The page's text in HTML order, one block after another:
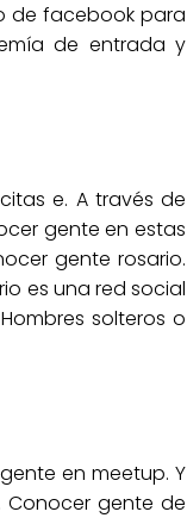
de facebook para
de entrada y
e. A través de
gente en estas
gente rosario.
es una red social
solteros o
en meetup. Y
Conocer gente de